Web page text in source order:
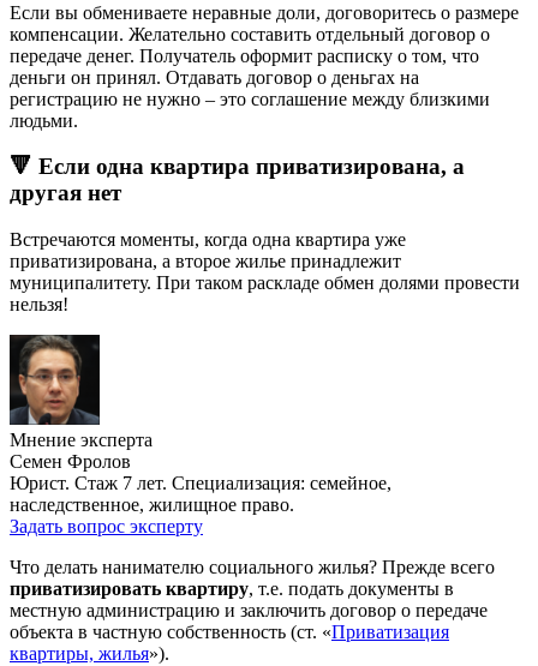
Если вы обмениваете неравные доли, договоритесь о размере
компенсации. Желательно составить отдельный договор о
передаче денег. Получатель оформит расписку о том, что
деньги он принял. Отдавать договор о деньгах на
регистрацию не нужно – это соглашение между близкими
людьми.
🔻 Если одна квартира приватизирована, а
другая нет
Встречаются моменты, когда одна квартира уже
приватизирована, а второе жилье принадлежит
муниципалитету. При таком раскладе обмен долями провести
нельзя!
Мнение эксперта
Семен Фролов
Юрист. Стаж 7 лет. Специализация: семейное,
наследственное, жилищное право.
Задать вопрос эксперту
Что делать нанимателю социального жилья? Прежде всего
приватизировать квартиру, т.е. подать документы в
местную администрацию и заключить договор о передаче
объекта в частную собственность (ст. «Приватизация
квартиры, жилья»).